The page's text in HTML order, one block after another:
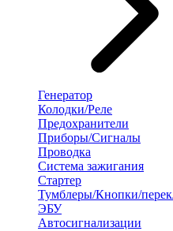
Генератор
Колодки/Реле
Предохранители
Приборы/Сигналы
Проводка
Система зажигания
Стартер
Тумблеры/Кнопки/
ЭБУ
Автосигнализации